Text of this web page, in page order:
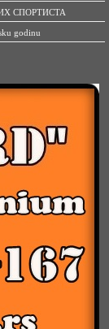
СПОРТИСТА
godinu